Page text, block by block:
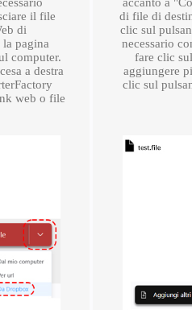
il file
di
pagina
computer.
a destra
web o file
di file di
clic sul
necessario
fare clic
aggiungere
clic sul